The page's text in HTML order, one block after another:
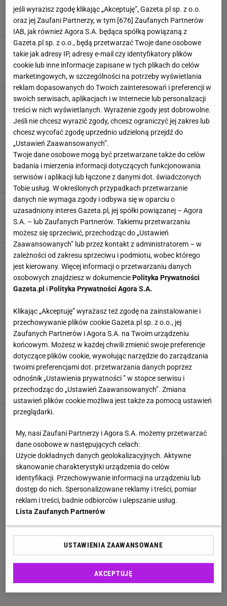
nitki spaghetti
CIEKAWOSTKI GADY ODKRYCIE WĄŻ
Znaleźli szczątki ogromnego węża. Był długi
jak autobus, ważył tonę i mógł jeść krokodyle
CIEKAWOSTKI GADY ODKRYCIA REKORD
Udaje żmiję, a nawet nie jest wężem. Jest za to
pożyteczny. Zjada ślimaki w kosmicznych
ilościach
CIEKAWOSTKI GADY POLSKA WĄŻ
Nie miałeś piątki z biologii? 12/12 w tym quizie
jest poza zasięgiem
BIOLOGIA GADY NAJNOWSZE QUIZY DZISIAJ DODANE PŁAZY
Ten gad może cię połknąć w całości - ma
nawet 10 metrów i waży tyle, co motor
CIEKAWOSTKI GADY NAJWIĘKSZE WĘŻE
Jest już aktywna i chowa się w wysokich
trawach. Dla tych osób może być szczególnie
niebezpieczna
GADY NEWS WĄŻ ZWIERZĘTA
W Poznaniu pojawił się groźny intruz. Stanowi
poważne zagrożenie. "Sygnał inwazji
biologicznej"
GADY GATUNKI INWAZYJNE NEWS POZNAŃ
W Polsce jest ich pełno. Często pojawiają się w
naszych ogrodach. Lepiej nie dotykać
GADY JASZCZURKA PORADY ZWIERZĘTA
4 NASTĘPNA
jeśli wyrazisz zgodę klikając „Akceptuję”, Gazeta.pl sp. z o.o.
oraz jej Zaufani Partnerzy, w tym [676] Zaufanych Partnerów
IAB, jak również Agora S.A. będąca spółką powiązaną z
Gazeta.pl sp. z o.o., będą przetwarzać Twoje dane osobowe
takie jak adresy IP, adresy e-mail czy identyfikatory plików
cookie lub inne informacje zapisane w tych plikach do celów
marketingowych, w szczególności na potrzeby wyświetlania
reklam dopasowanych do Twoich zainteresowań i preferencji w
swoich serwisach, aplikacjach i w Internecie lub personalizacji
treści w nich wyświetlanych. Wyrażenie zgody jest dobrowolne.
Jeśli nie chcesz wyrazić zgody, chcesz ograniczyć jej zakres lub
chcesz wycofać zgodę uprzednio udzieloną przejdź do
„Ustawień Zaawansowanych”.
Twoje dane osobowe mogą być przetwarzane także do celów
badania i mierzenia informacji dotyczących funkcjonowania
serwisów i aplikacji lub łączone z danymi dot. świadczonych
Tobie usług. W określonych przypadkach przetwarzanie
danych nie wymaga zgody i odbywa się w oparciu o
uzasadniony interes Gazeta.pl, jej spółki powiązanej – Agora
S.A. – lub Zaufanych Partnerów. Takiemu przetwarzaniu
możesz się sprzeciwić, przechodząc do „Ustawień
Zaawansowanych” lub przez kontakt z administratorem – w
zależności od zakresu sprzeciwu i podmiotu, wobec którego
jest kierowany. Więcej informacji o przetwarzaniu danych
osobowych znajdziesz w dokumenciePolityka Prywatności
Gazeta.pl iPolityka Prywatności Agora S.A.
Klikając „Akceptuję” wyrażasz też zgodę na zainstalowanie i
przechowywanie plików cookie Gazeta.pl sp. z o.o., jej
Zaufanych Partnerów i Agora S.A. na Twoim urządzeniu
końcowym. Możesz w każdej chwili zmienić swoje preferencje
dotyczące plików cookie, wywołując narzędzie do zarządzania
twoimi preferencjami dot. przetwarzania danych poprzez
odnośnik „Ustawienia prywatności ” w stopce serwisu i
przechodząc do „Ustawień Zaawansowanych”. Zmiana
ustawień plików cookie możliwa jest także za pomocą ustawień
przeglądarki.
My, nasi Zaufani Partnerzy i Agora S.A. możemy przetwarzać
dane osobowe w następujących celach:
Użycie dokładnych danych geolokalizacyjnych. Aktywne
skanowanie charakterystyki urządzenia do celów
identyfikacji. Przechowywanie informacji na urządzeniu lub
dostęp do nich. Spersonalizowane reklamy i treści, pomiar
reklam i treści, badnie odbiorców i ulepszanie usług.
Lista Zaufanych Partnerów
USTAWIENIA ZAAWANSOWANE
AKCEPTUJĘ